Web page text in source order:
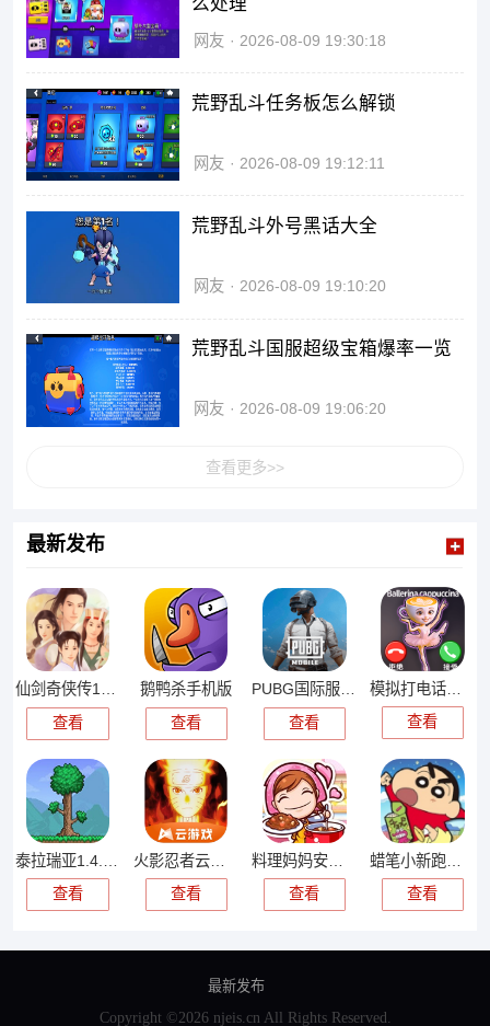
网友 2026-08-09 19:30:18
荒野乱斗任务板怎么解锁
网友 2026-08-09 19:12:11
荒野乱斗外号黑话大全
网友 2026-08-09 19:10:20
荒野乱斗国服超级宝箱爆率一览
网友 2026-08-09 19:06:20
查看更多>>
最新发布
仙剑奇侠传1手游单机版
查看
鹅鸭杀手机版
查看
PUBG国际服手游
查看
查看
查看
查看
查看
查看
最新发布
Copyright ©2026 njeis.cn All Rights Reserved.